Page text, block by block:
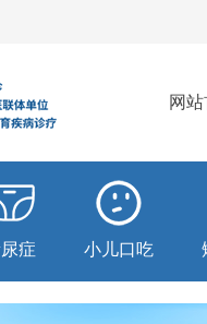
网
症 小儿口吃